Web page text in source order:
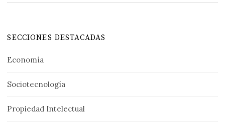
SECCIONES DESTACADAS
Economía
Sociotecnología
Propiedad Intelectual